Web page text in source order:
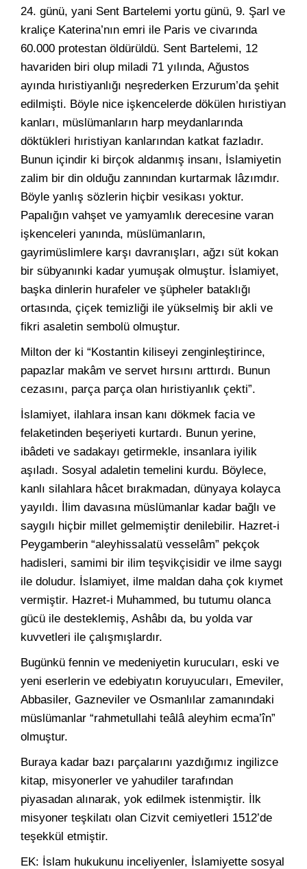
24. günü, yani Sent Bartelemi yortu günü, 9. Şarl ve
kraliçe Katerina’nın emri ile Paris ve civarında
60.000 protestan öldürüldü. Sent Bartelemi, 12
havariden biri olup miladi 71 yılında, Ağustos
ayında hıristiyanlığı neşrederken Erzurum’da şehit
edilmişti. Böyle nice işkencelerde dökülen hıristiyan
kanları, müslümanların harp meydanlarında
döktükleri hıristiyan kanlarından katkat fazladır.
Bunun içindir ki birçok aldanmış insanı, İslamiyetin
zalim bir din olduğu zannından kurtarmak lâzımdır.
Böyle yanlış sözlerin hiçbir vesikası yoktur.
Papalığın vahşet ve yamyamlık derecesine varan
işkenceleri yanında, müslümanların,
gayrimüslimlere karşı davranışları, ağzı süt kokan
bir sübyanınki kadar yumuşak olmuştur. İslamiyet,
başka dinlerin hurafeler ve şüpheler bataklığı
ortasında, çiçek temizliği ile yükselmiş bir akli ve
fikri asaletin sembolü olmuştur.
Milton der ki “Kostantin kiliseyi zenginleştirince,
papazlar makâm ve servet hırsını arttırdı. Bunun
cezasını, parça parça olan hıristiyanlık çekti”.
İslamiyet, ilahlara insan kanı dökmek facia ve
felaketinden beşeriyeti kurtardı. Bunun yerine,
ibâdeti ve sadakayı getirmekle, insanlara iyilik
aşıladı. Sosyal adaletin temelini kurdu. Böylece,
kanlı silahlara hâcet bırakmadan, dünyaya kolayca
yayıldı. İlim davasına müslümanlar kadar bağlı ve
saygılı hiçbir millet gelmemiştir denilebilir. Hazret-i
Peygamberin “aleyhissalatü vesselâm” pekçok
hadisleri, samimi bir ilim teşvikçisidir ve ilme saygı
ile doludur. İslamiyet, ilme maldan daha çok kıymet
vermiştir. Hazret-i Muhammed, bu tutumu olanca
gücü ile desteklemiş, Ashâbı da, bu yolda var
kuvvetleri ile çalışmışlardır.
Bugünkü fennin ve medeniyetin kurucuları, eski ve
yeni eserlerin ve edebiyatın koruyucuları, Emeviler,
Abbasiler, Gazneviler ve Osmanlılar zamanındaki
müslümanlar “rahmetullahi teâlâ aleyhim ecma’în”
olmuştur.
Buraya kadar bazı parçalarını yazdığımız ingilizce
kitap, misyonerler ve yahudiler tarafından
piyasadan alınarak, yok edilmek istenmiştir. İlk
misyoner teşkilatı olan Cizvit cemiyetleri 1512’de
teşekkül etmiştir.
EK: İslam hukukunu inceliyenler, İslamiyette sosyal